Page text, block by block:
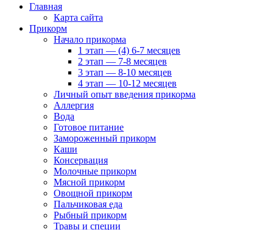
Главная
Карта сайта
Прикорм
Начало прикорма
1 этап — (4) 6-7 месяцев
2 этап — 7-8 месяцев
3 этап — 8-10 месяцев
4 этап — 10-12 месяцев
Личный опыт введения прикорма
Аллергия
Вода
Готовое питание
Замороженный прикорм
Каши
Консервация
Молочные прикорм
Мясной прикорм
Овощной прикорм
Пальчиковая еда
Рыбный прикорм
Травы и специи